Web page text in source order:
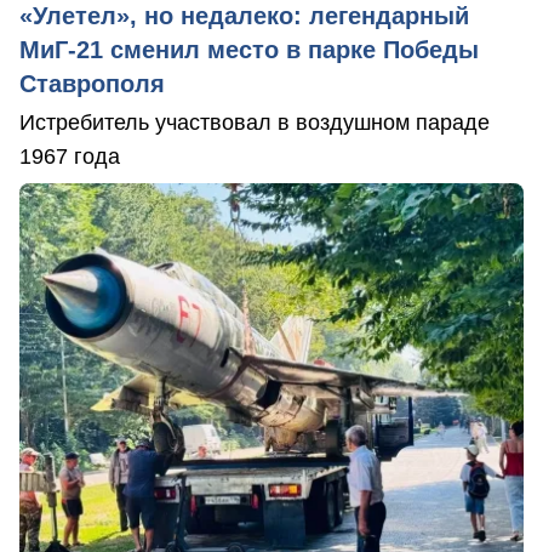
«Улетел», но недалеко: легендарный
МиГ-21 сменил место в парке Победы
Ставрополя
Истребитель участвовал в воздушном параде
1967 года